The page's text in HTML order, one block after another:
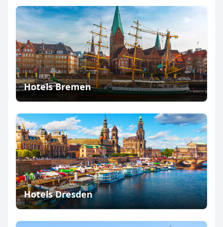
Hotels Bremen
Hotels Dresden